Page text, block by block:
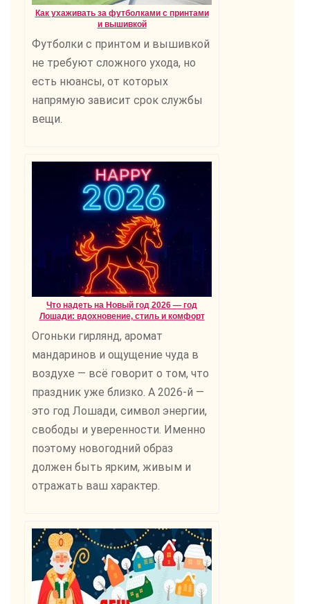
Как ухаживать за футболками с принтами
и вышивкой
Футболки с принтом и вышивкой
не требуют сложного ухода, но
есть нюансы, от которых
напрямую зависит срок службы
вещи.
Что надеть на Новый год 2026 — год
Лошади: вдохновение, стиль и комфорт
Огоньки гирлянд, аромат
мандаринов и ощущение чуда в
воздухе — всё говорит о том, что
праздник уже близко. А 2026-й —
это год Лошади, символ энергии,
свободы и уверенности. Именно
поэтому новогодний образ
должен быть ярким, живым и
отражать ваш характер.